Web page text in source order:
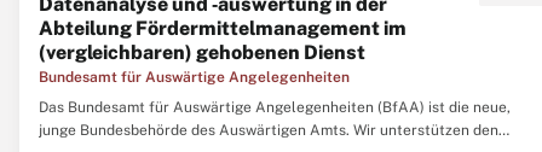
Abteilung Fördermittelmanagement im
(vergleichbaren) gehobenen Dienst
Bundesamt für Auswärtige Angelegenheiten
Das Bundesamt für Auswärtige Angelegenheiten (BfAA) ist die neue,
junge Bundesbehörde des Auswärtigen Amts. Wir unterstützen den